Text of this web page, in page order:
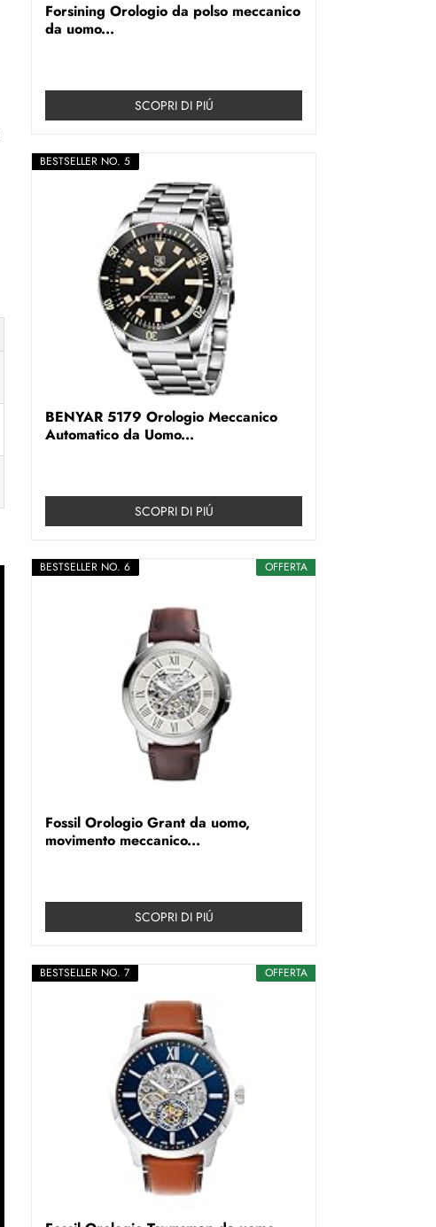
Forsining Orologio da polso meccanico
da uomo...
SCOPRI DI PIÚ
BESTSELLER NO. 5
BENYAR 5179 Orologio Meccanico
Automatico da Uomo...
SCOPRI DI PIÚ
OFFERTA
BESTSELLER NO. 6
Fossil Orologio Grant da uomo,
movimento meccanico...
SCOPRI DI PIÚ
OFFERTA
BESTSELLER NO. 7